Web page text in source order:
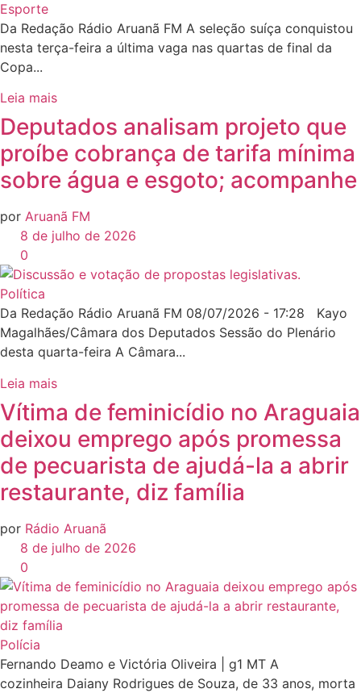
Esporte
Da Redação Rádio Aruanã FM A seleção suíça conquistou
nesta terça-feira a última vaga nas quartas de final da
Copa...
Leia mais
Deputados analisam projeto que
proíbe cobrança de tarifa mínima
sobre água e esgoto; acompanhe
por Aruanã FM
8 de julho de 2026
0
Política
Da Redação Rádio Aruanã FM 08/07/2026 - 17:28 Kayo
Magalhães/Câmara dos Deputados Sessão do Plenário
desta quarta-feira A Câmara...
Leia mais
Vítima de feminicídio no Araguaia
deixou emprego após promessa
de pecuarista de ajudá-la a abrir
restaurante, diz família
por Rádio Aruanã
8 de julho de 2026
0
Polícia
Fernando Deamo e Victória Oliveira | g1 MT A
cozinheira Daiany Rodrigues de Souza, de 33 anos, morta